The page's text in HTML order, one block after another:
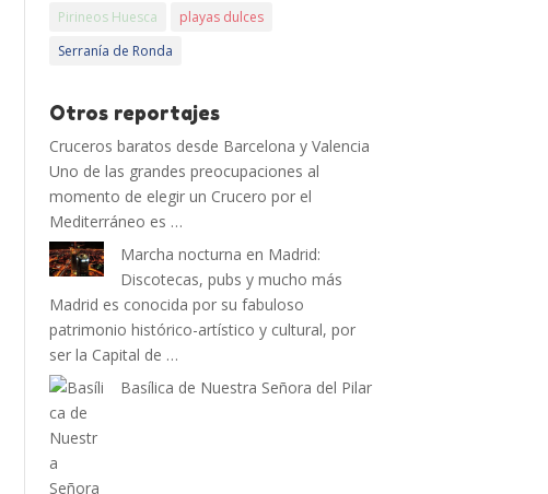
Pirineos Huesca
playas dulces
Serranía de Ronda
Otros reportajes
Cruceros baratos desde Barcelona y Valencia
Uno de las grandes preocupaciones al
momento de elegir un Crucero por el
Mediterráneo es …
Marcha nocturna en Madrid:
Discotecas, pubs y mucho más
Madrid es conocida por su fabuloso
patrimonio histórico-artístico y cultural, por
ser la Capital de …
Basílica de Nuestra Señora del Pilar